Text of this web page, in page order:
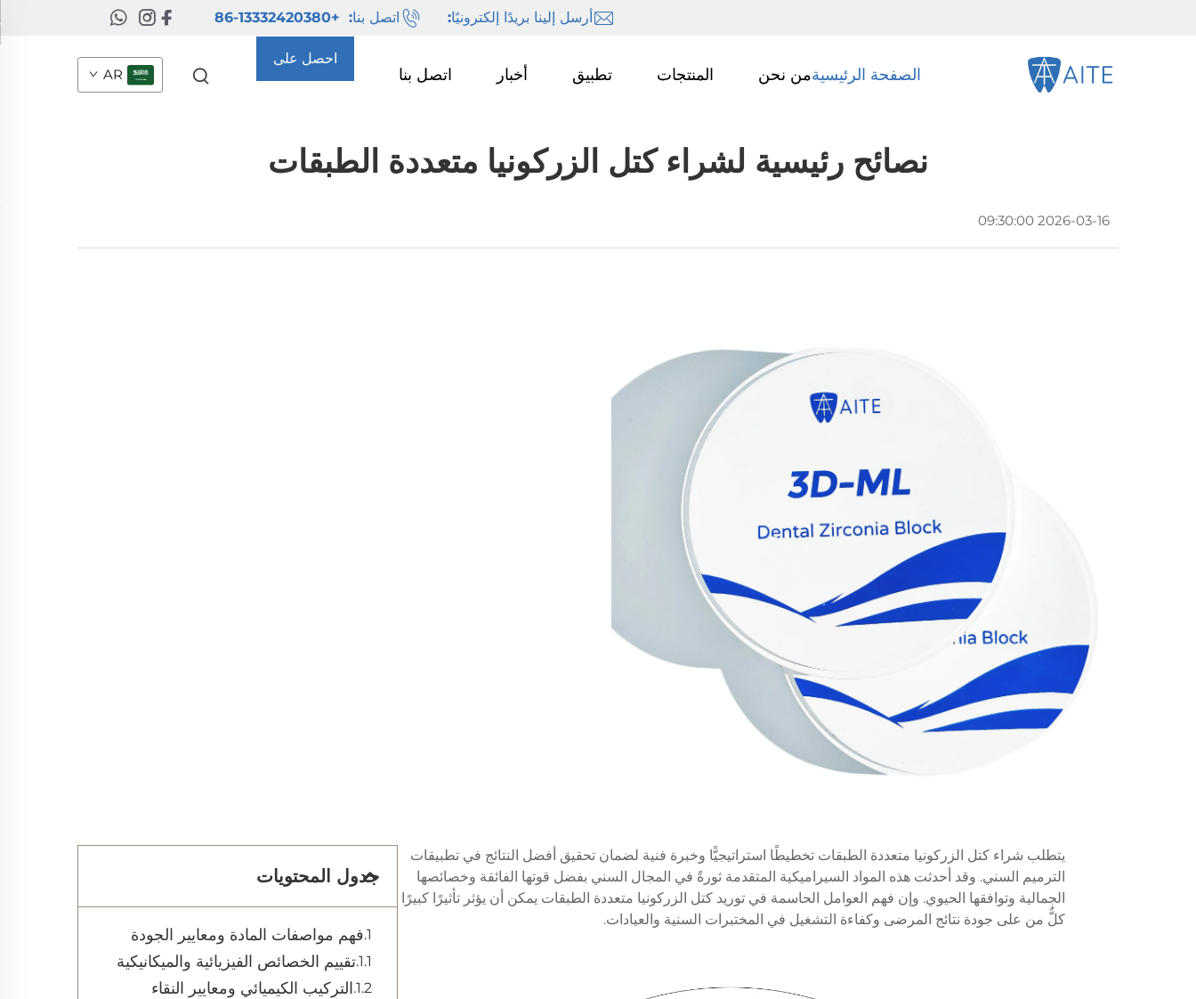
أرسل إلينا بريدًا إلكترونيًا: اتصل بنا: +86-13332420380
الصفحة الرئيسيةمن نحن المنتجات تطبيق أخبار اتصل بنا
احصل على
AR
نصائح رئيسية لشراء كتل الزركونيا متعددة الطبقات
2026-03-16 09:30:00
يتطلب شراء كتل الزركونيا متعددة الطبقات تخطيطًا استراتيجيًّا وخبرة فنية لضمان تحقيق أفضل النتائج في تطبيقات
الترميم السني. وقد أحدثت هذه المواد السيراميكية المتقدمة ثورةً في المجال السني بفضل قوتها الفائقة وخصائصها
الجمالية وتوافقها الحيوي. وإن فهم العوامل الحاسمة في توريد كتل الزركونيا متعددة الطبقات يمكن أن يؤثر تأثيرًا كبيرًا
كلٌّ من على جودة نتائج المرضى وكفاءة التشغيل في المختبرات السنية والعيادات.
جدول المحتويات
فهم مواصفات المادة ومعايير الجودة
تقييم الخصائص الفيزيائية والميكانيكية
التركيب الكيميائي ومعايير النقاء